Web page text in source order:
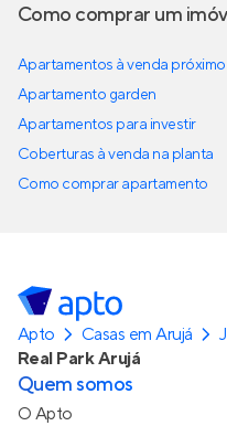
Como comprar um
Apartamentos à venda
Apartamento garden
Apartamentos para investir
Coberturas à venda na planta
Como comprar apartamento
Apto Casas em Arujá
Real Park Arujá
Quem somos
O Apto